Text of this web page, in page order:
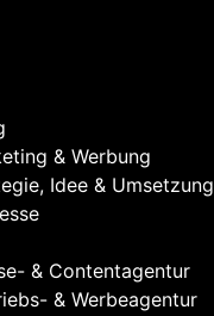
& Werbung
Idee & Umsetzung
& Contentagentur
& Werbeagentur